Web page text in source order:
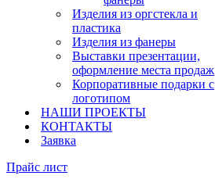
Изделия из оргстекла и
пластика
Изделия из фанеры
Выставки презентации,
оформление места продаж
Корпоративные подарки с
логотипом
НАШИ ПРОЕКТЫ
КОНТАКТЫ
Заявка
Прайс лист